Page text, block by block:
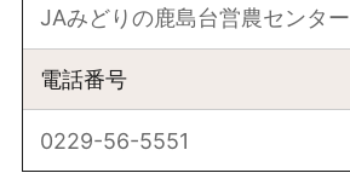
JAみどりの鹿島台営農センター
電話番号
0229-56-5551